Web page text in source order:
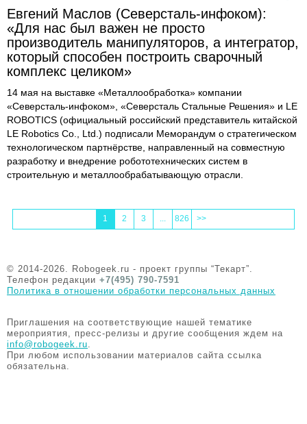
Евгений Маслов (Северсталь-инфоком):
«Для нас был важен не просто
производитель манипуляторов, а интегратор,
который способен построить сварочный
комплекс целиком»
14 мая на выставке «Металлообработка» компании
«Северсталь-инфоком», «Северсталь Стальные Решения» и LE
ROBOTICS (официальный российский представитель китайской
LE Robotics Co., Ltd.) подписали Меморандум о стратегическом
технологическом партнёрстве, направленный на совместную
разработку и внедрение робототехнических систем в
строительную и металлообрабатывающую отрасли.
1 2 3 ... 826 >>
© 2014-2026. Robogeek.ru - проект группы “Текарт”.
Телефон редакции +7(495) 790-7591
Политика в отношении обработки персональных данных
Приглашения на соответствующие нашей тематике
мероприятия, пресс-релизы и другие сообщения ждем на
info@robogeek.ru.
При любом использовании материалов сайта ссылка
обязательна.